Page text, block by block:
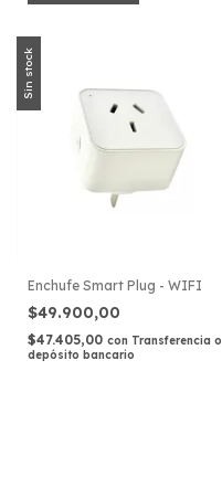
Sin stock
Enchufe Smart Plug - WIFI
$49.900,00
$47.405,00 con Transferencia o
depósito bancario